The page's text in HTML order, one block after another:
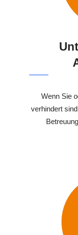
Wenn Sie
verhindert